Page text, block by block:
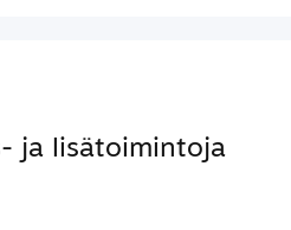
ja lisätoimintoja